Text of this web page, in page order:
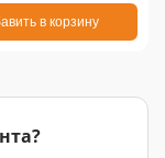
в корзину